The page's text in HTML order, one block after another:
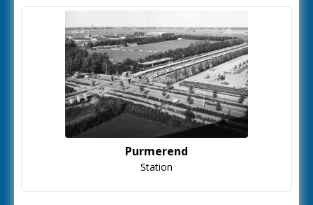
Purmerend
Station